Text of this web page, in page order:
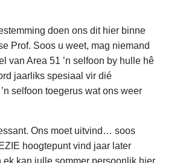
doen ons dit hier binne
Prof. Soos u weet, mag niemand
van Area 51 ’n selfoon by hulle hê
jaarliks spesiaal vir dié
selfoon toegerus wat ons weer
Ons moet uitvind… soos
hoogtepunt vind jaar later